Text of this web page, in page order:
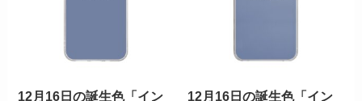
12月16日の誕生色「イン
12月16日の誕生色「イン